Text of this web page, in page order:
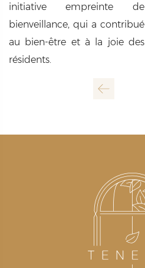
initiative empreinte de
bienveillance, qui a contribué
au bien-être et à la joie des
résidents.